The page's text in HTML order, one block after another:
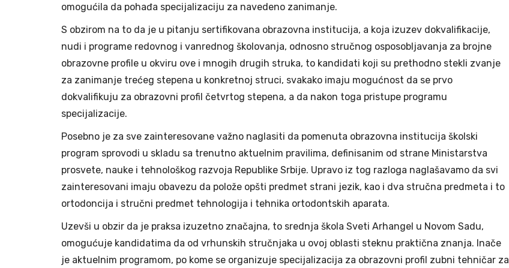
omogućila da pohađa specijalizaciju za navedeno zanimanje.
S obzirom na to da je u pitanju sertifikovana obrazovna institucija, a koja izuzev dokvalifikacije,
nudi i programe redovnog i vanrednog školovanja, odnosno stručnog osposobljavanja za brojne
obrazovne profile u okviru ove i mnogih drugih struka, to kandidati koji su prethodno stekli zvanje
za zanimanje trećeg stepena u konkretnoj struci, svakako imaju mogućnost da se prvo
dokvalifikuju za obrazovni profil četvrtog stepena, a da nakon toga pristupe programu
specijalizacije.
Posebno je za sve zainteresovane važno naglasiti da pomenuta obrazovna institucija školski
program sprovodi u skladu sa trenutno aktuelnim pravilima, definisanim od strane Ministarstva
prosvete, nauke i tehnološkog razvoja Republike Srbije. Upravo iz tog razloga naglašavamo da svi
zainteresovani imaju obavezu da polože opšti predmet strani jezik, kao i dva stručna predmeta i to
ortodoncija i stručni predmet tehnologija i tehnika ortodontskih aparata.
Uzevši u obzir da je praksa izuzetno značajna, to srednja škola Sveti Arhangel u Novom Sadu,
omogućuje kandidatima da od vrhunskih stručnjaka u ovoj oblasti steknu praktična znanja. Inače
je aktuelnim programom, po kome se organizuje specijalizacija za obrazovni profil zubni tehničar za